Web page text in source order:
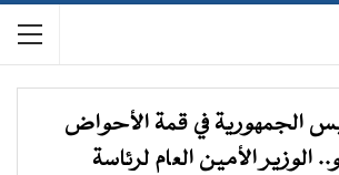
الجمهورية في قمة الأحواض
الوزير الأمين العام لرئاسة